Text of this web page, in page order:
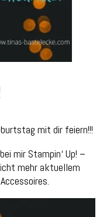
mit dir feiern!!!
mir Stampin‘ Up! –
mehr aktuellem